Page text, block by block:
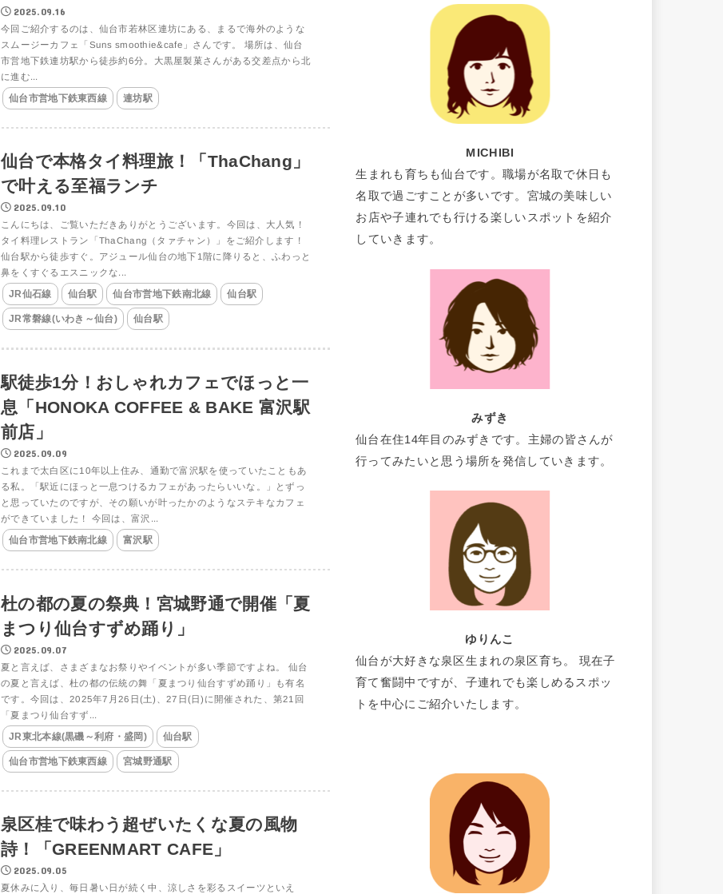
2025.09.16
今回ご紹介するのは、仙台市若林区連坊にある、まるで海外のような
スムージーカフェ「Suns smoothie&cafe」さんです。 場所は、仙台
市営地下鉄連坊駅から徒歩約6分。大黒屋製菓さんがある交差点から北
に進む...
仙台市営地下鉄東西線 連坊駅
仙台で本格タイ料理旅！「ThaChang」
で叶える至福ランチ
2025.09.10
こんにちは、ご覧いただきありがとうございます。今回は、大人気！
タイ料理レストラン「ThaChang（タァチャン）」をご紹介します！
仙台駅から徒歩すぐ。アジュール仙台の地下1階に降りると、ふわっと
鼻をくすぐるエスニックな...
JR仙石線 仙台駅 仙台市営地下鉄南北線 仙台駅
JR常磐線(いわき～仙台) 仙台駅
駅徒歩1分！おしゃれカフェでほっと一
息「HONOKA COFFEE & BAKE 富沢駅
前店」
2025.09.09
これまで太白区に10年以上住み、通勤で富沢駅を使っていたこともあ
る私。「駅近にほっと一息つけるカフェがあったらいいな。」とずっ
と思っていたのですが、その願いが叶ったかのようなステキなカフェ
ができていました！ 今回は、富沢...
仙台市営地下鉄南北線 富沢駅
杜の都の夏の祭典！宮城野通で開催「夏
まつり仙台すずめ踊り」
2025.09.07
夏と言えば、さまざまなお祭りやイベントが多い季節ですよね。 仙台
の夏と言えば、杜の都の伝統の舞「夏まつり仙台すずめ踊り」も有名
です。今回は、2025年7月26日(土)、27日(日)に開催された、第21回
「夏まつり仙台すず...
JR東北本線(黒磯～利府・盛岡) 仙台駅
仙台市営地下鉄東西線 宮城野通駅
泉区桂で味わう超ぜいたくな夏の風物
詩！「GREENMART CAFE」
2025.09.05
夏休みに入り、毎日暑い日が続く中、涼しさを彩るスイーツといえ
MICHIBI
生まれも育ちも仙台です。職場が名取で休日も
名取で過ごすことが多いです。宮城の美味しい
お店や子連れでも行ける楽しいスポットを紹介
していきます。
みずき
仙台在住14年目のみずきです。主婦の皆さんが
行ってみたいと思う場所を発信していきます。
ゆりんこ
仙台が大好きな泉区生まれの泉区育ち。 現在子
育て奮闘中ですが、子連れでも楽しめるスポッ
トを中心にご紹介いたします。